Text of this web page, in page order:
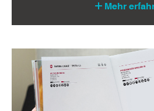
Mehr